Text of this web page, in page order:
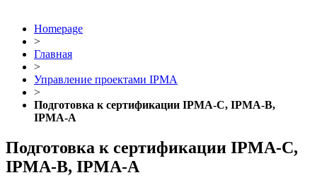
Homepage
>
Главная
>
Управление проектами IPMA
>
Подготовка к сертификации IPMA-C, IPMA-B,
IPMA-A
Подготовка к сертификации IPMA-C,
IPMA-B, IPMA-A